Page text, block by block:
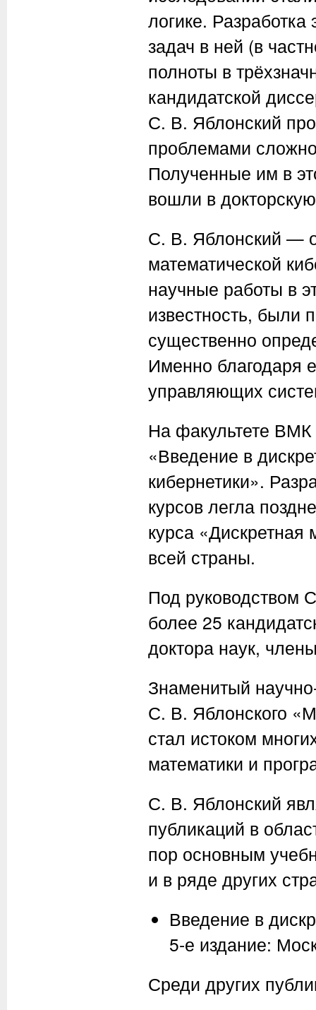
логике.
задач в ней (в
полноты в
кандидатской
С. В. Яблонский
проблемами
Полученные им в
вошли в
С. В. Яблонский —
математической
научные работы в
известность, были
существенно
Именно благодаря
управляющих
На факультете ВМК
«Введение в
кибернетики».
курсов легла
курса «Дискретная
всей страны.
Под руководством
более 25
доктора наук,
Знаменитый
С. В. Яблонского
стал истоком
математики и
С. В. Яблонский
публикаций в
пор основным
и в ряде других
Введение в
5-е издание:
Среди других